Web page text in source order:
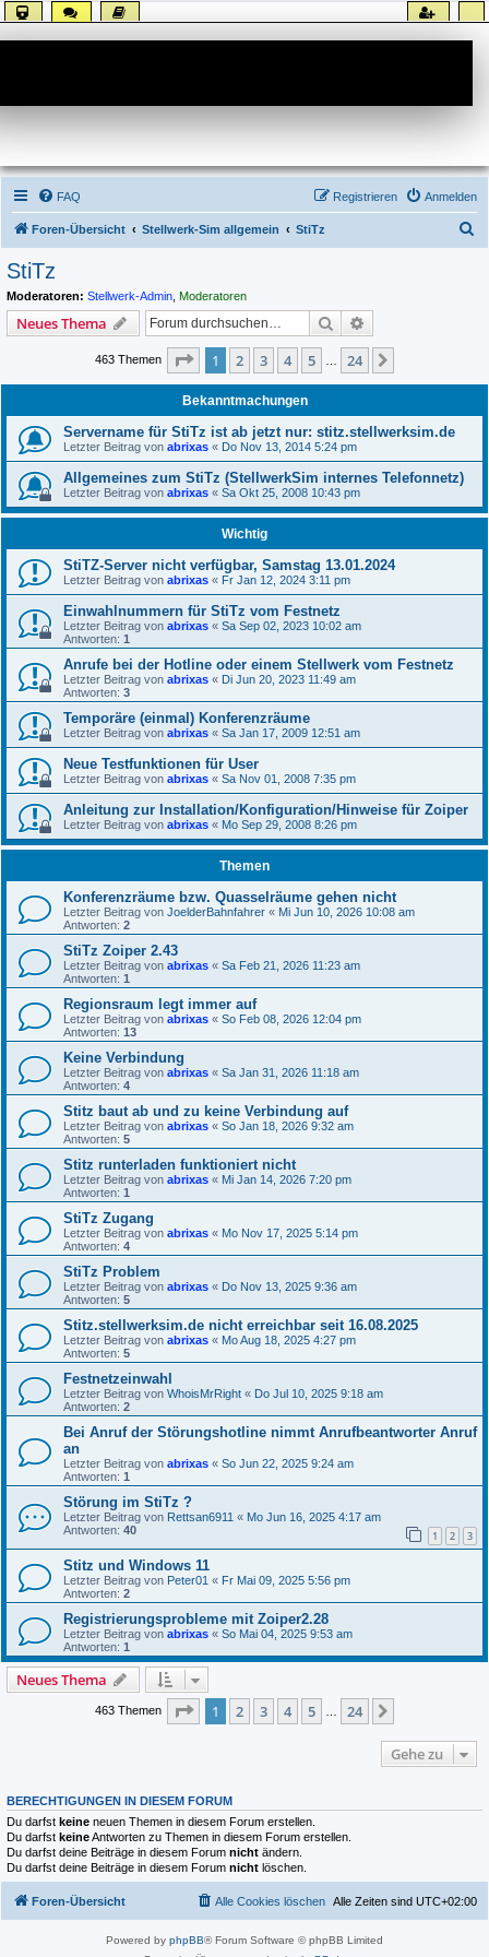
FAQ Anmelden
Registrieren
Foren-Übersicht Stellwerk-Sim allgemein StiTz
StiTz
Moderatoren: Stellwerk-Admin Moderatoren
Neues Thema Suche
463 Themen Seite 1von 24
1 2 3 4 5 24
Bekanntmachungen
Servername für StiTz ist ab jetzt nur: stitz.stellwerksim.de
Letzter Beitrag von abrixas « Do Nov 13, 2014 5:24 pm
Allgemeines zum StiTz (StellwerkSim internes Telefonnetz)
Letzter Beitrag von abrixas « Sa Okt 25, 2008 10:43 pm
Wichtig
StiTZ-Server nicht verfügbar, Samstag 13.01.2024
Letzter Beitrag von abrixas « Fr Jan 12, 2024 3:11 pm
Einwahlnummern für StiTz vom Festnetz
Letzter Beitrag von abrixas « Sa Sep 02, 2023 10:02 am
Antworten: 1
Anrufe bei der Hotline oder einem Stellwerk vom Festnetz
Letzter Beitrag von abrixas « Di Jun 20, 2023 11:49 am
Antworten: 3
Temporäre (einmal) Konferenzräume
Letzter Beitrag von abrixas « Sa Jan 17, 2009 12:51 am
Neue Testfunktionen für User
Letzter Beitrag von abrixas « Sa Nov 01, 2008 7:35 pm
Anleitung zur Installation/Konfiguration/Hinweise für Zoiper
Letzter Beitrag von abrixas « Mo Sep 29, 2008 8:26 pm
Themen
Konferenzräume bzw. Quasselräume gehen nicht
Letzter Beitrag von JoelderBahnfahrer « Mi Jun 10, 2026 10:08 am
Antworten: 2
StiTz Zoiper 2.43
Letzter Beitrag von abrixas « Sa Feb 21, 2026 11:23 am
Antworten: 1
Regionsraum legt immer auf
Letzter Beitrag von abrixas « So Feb 08, 2026 12:04 pm
Antworten: 13
Keine Verbindung
Letzter Beitrag von abrixas « Sa Jan 31, 2026 11:18 am
Antworten: 4
Stitz baut ab und zu keine Verbindung auf
Letzter Beitrag von abrixas « So Jan 18, 2026 9:32 am
Antworten: 5
Stitz runterladen funktioniert nicht
Letzter Beitrag von abrixas « Mi Jan 14, 2026 7:20 pm
Antworten: 1
StiTz Zugang
Letzter Beitrag von abrixas « Mo Nov 17, 2025 5:14 pm
Antworten: 4
StiTz Problem
Letzter Beitrag von abrixas « Do Nov 13, 2025 9:36 am
Antworten: 5
Stitz.stellwerksim.de nicht erreichbar seit 16.08.2025
Letzter Beitrag von abrixas « Mo Aug 18, 2025 4:27 pm
Antworten: 5
Festnetzeinwahl
Letzter Beitrag von WhoisMrRight « Do Jul 10, 2025 9:18 am
Antworten: 2
Bei Anruf der Störungshotline nimmt Anrufbeantworter Anruf
an
Letzter Beitrag von abrixas « So Jun 22, 2025 9:24 am
Antworten: 1
Störung im StiTz ?
Letzter Beitrag von Rettsan6911 « Mo Jun 16, 2025 4:17 am
Antworten: 40 1 2 3
Stitz und Windows 11
Letzter Beitrag von Peter01 « Fr Mai 09, 2025 5:56 pm
Antworten: 2
Registrierungsprobleme mit Zoiper2.28
Letzter Beitrag von abrixas « So Mai 04, 2025 9:53 am
Antworten: 1
Neues Thema
463 Themen Seite 1von 24
1 2 3 4 5 24
Gehe zu
BERECHTIGUNGEN IN DIESEM FORUM
Du darfst keine neuen Themen in diesem Forum erstellen.
Du darfst keineAntworten zu Themen in diesem Forum erstellen.
Du darfst deine Beiträge in diesem Forum nicht ändern.
Du darfst deine Beiträge in diesem Forum nicht löschen.
Foren-Übersicht Alle Zeiten sind UTC+02:00
Alle Cookies löschen
Powered by phpBB® Forum Software © phpBB Limited